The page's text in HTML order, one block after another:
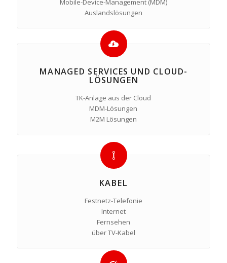
Auslandslösungen
MANAGED SERVICES UND CLOUD-
LÖSUNGEN
TK-Anlage aus der Cloud
MDM-Lösungen
M2M Lösungen
KABEL
Festnetz-Telefonie
Internet
Fernsehen
über TV-Kabel